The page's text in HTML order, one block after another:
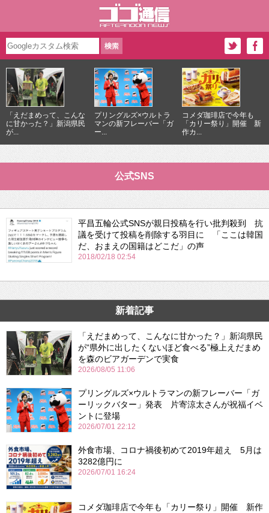
「えだまめって、こんな
に甘かった？」新潟県民
が...
プリングルズ×ウルトラ
マンの新フレーバー「ガ
ー...
コメダ珈琲店で今年も
「カリー祭り」開催 新
作カ...
公式SNS
平昌五輪公式SNSが親日投稿を行い批判殺到 抗
議を受けて投稿を削除する羽目に 「ここは韓国
だ、おまえの国籍はどこだ」の声
2018/02/18 02:54
新着記事
「えだまめって、こんなに甘かった？」新潟県民
が“県外に出したくないほど食べる”極上えだまめ
を森のビアガーデンで実食
2026/08/05 11:06
プリングルズ×ウルトラマンの新フレーバー「ガ
ーリックバター」発表 片寄涼太さんが祝福イベ
ントに登場
2026/07/01 22:12
外食市場、コロナ禍後初めて2019年超え 5月は
3282億円に
2026/07/01 16:24
コメダ珈琲店で今年も「カリー祭り」開催 新作